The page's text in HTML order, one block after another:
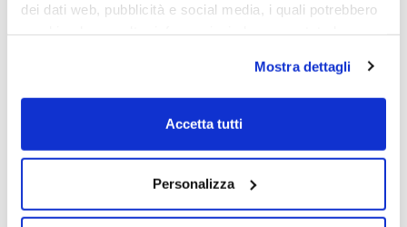
dei dati web, pubblicità e social media, i quali potrebbero
Chiudendo il banner con la X oppure cliccando su Rifiuta
la navigazione proseguirà in assenza di cookie diversi da
Mostra dettagli
Accetta tutti
Personalizza
Contatti
Viale Venezia, 100 - 33100 Udine
T. +39 0432 163 8865